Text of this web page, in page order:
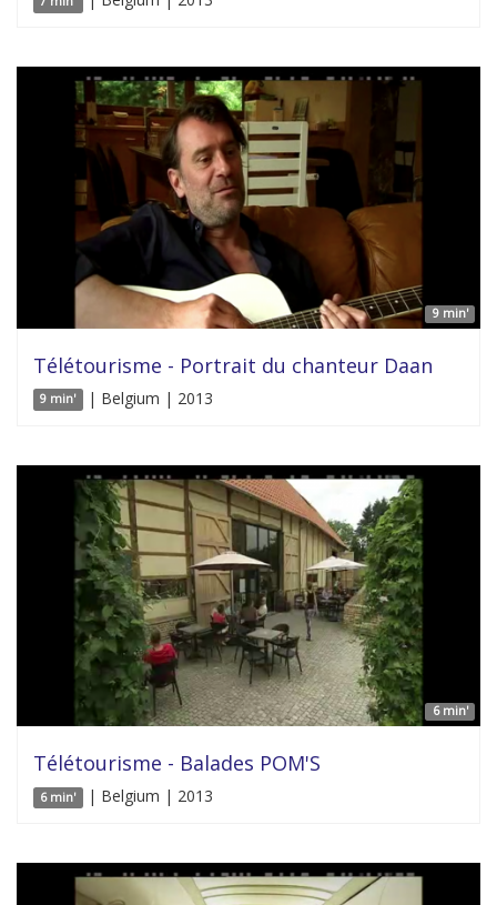
9 min'
Télétourisme - Portrait du chanteur Daan
9 min' | Belgium | 2013
6 min'
Télétourisme - Balades POM'S
6 min' | Belgium | 2013